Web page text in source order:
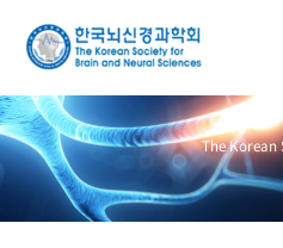
The Korean